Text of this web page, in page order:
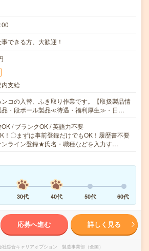
できる方、大歓迎！
支給
コの入替、ふき取り作業です。【取扱製品情
品・段ボール製品≪待遇・福利厚生≫・日…
/ ブランクOK / 英語力不要
！〇まずは事前登録だけでもOK！履歴書不要
ンライン登録★氏名・職種などを入力す…
30代 40代 50代 60代
応募へ進む 詳しく見る
社綜合キャリアオプション 製造事業部（全国）